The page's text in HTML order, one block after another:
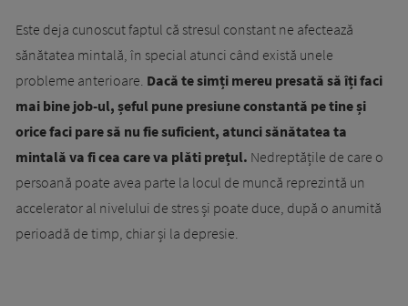
Este deja cunoscut faptul că stresul constant ne afectează
sănătatea mintală, în special atunci când există unele
probleme anterioare. Dacă te simți mereu presată să îți faci
mai bine job-ul, șeful pune presiune constantă pe tine și
orice faci pare să nu fie suficient, atunci sănătatea ta
mintală va fi cea care va plăti prețul. Nedreptățile de care o
persoană poate avea parte la locul de muncă reprezintă un
accelerator al nivelului de stres și poate duce, după o anumită
perioadă de timp, chiar și la depresie.